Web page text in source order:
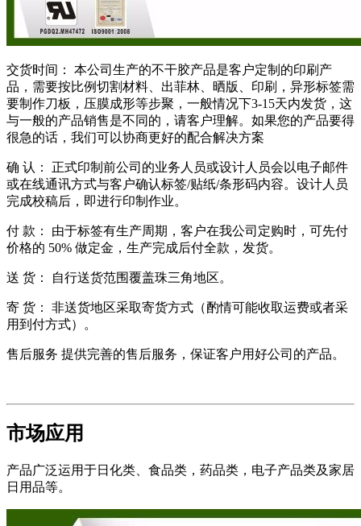
交货时间： 本公司生产的不干胶产品是客户定制的印刷产
品，需要按比例切割材料、出菲林、晒版、印刷，异形标签需
要制作刀板，压膜成形等步聚，一般情况下3-15天内发货，这
与一般的产品销售是不同的，请客户理解。如果您的产品要得
很急的话，我们可以协商更好的配合解决方案
确 认： 正式印制前公司的业务人员或设计人员会以电子邮件
或在线通讯方式与客户确认标签/贴纸/条形码内容。设计人员
完成校稿后，即进行印制作业。
付 款： 由于标签有生产周期，客户在我公司定购时，可先付
价格的 50% 做定金，生产完成后付全款，发货。
送 货： 自行送货范围覆盖珠三角地区。
寄 货： 非送货地区采取寄货方式（酌情可能收取运费或者采
用到付方式）。
售后服务 提供完善的售后服务，保证客户用好公司的产品。
市场应用
产品广泛运用于日化类、食品类，药品类，电子产品类及家居
日用品等。